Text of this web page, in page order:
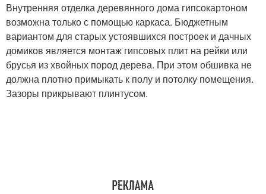
Внутренняя отделка деревянного дома гипсокартоном
возможна только с помощью каркаса. Бюджетным
вариантом для старых устоявшихся построек и дачных
домиков является монтаж гипсовых плит на рейки или
брусья из хвойных пород дерева. При этом обшивка не
должна плотно примыкать к полу и потолку помещения.
Зазоры прикрывают плинтусом.